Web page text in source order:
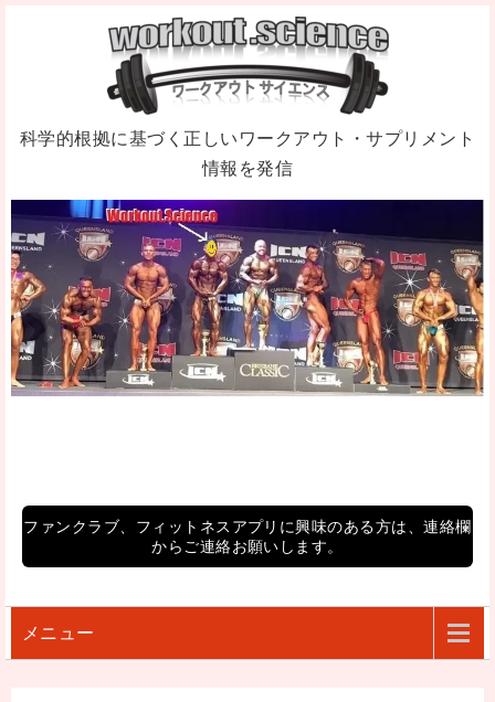
科学的根拠に基づく正しいワークアウト・サプリメント
情報を発信
ファンクラブ、フィットネスアプリに興味のある方は、連絡欄
からご連絡お願いします。
メニュー